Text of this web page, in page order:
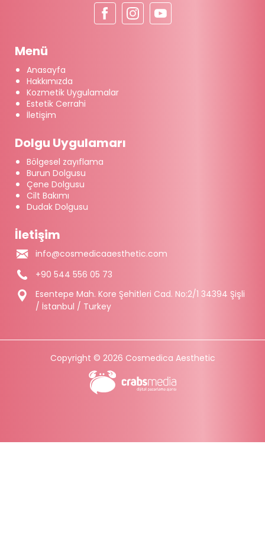
Menü
Anasayfa
Hakkımızda
Kozmetik Uygulamalar
Estetik Cerrahi
İletişim
Dolgu Uygulamarı
Bölgesel zayıflama
Burun Dolgusu
Çene Dolgusu
Cilt Bakımı
Dudak Dolgusu
İletişim
info@cosmedicaaesthetic.com
+90 544 556 05 73
Esentepe Mah. Kore Şehitleri Cad. No:2/1 34394 Şişli
/ İstanbul / Turkey
Copyright © 2026 Cosmedica Aesthetic